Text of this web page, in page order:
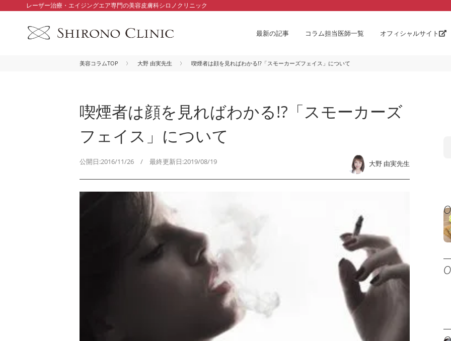
レーザー治療・エイジングエア専門の美容皮膚科シロノクリニック
最新の記事 コラム担当医師一覧 オフィシャルサイト
美容コラムTOP 大野 由実先生 喫煙者は顔を見ればわかる!?「スモーカーズフェイス」について
喫煙者は顔を見ればわかる!?「スモーカーズ
フェイス」について
公開日:2016/11/26 / 最終更新日:2019/08/19 大野 由実先生